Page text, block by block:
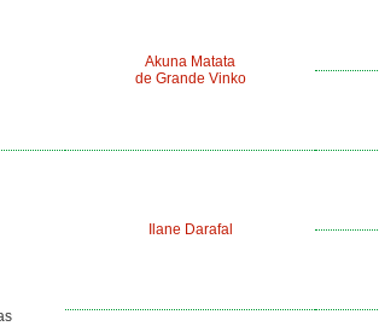
Akuna Matata
de Grande Vinko
Ilane Darafal